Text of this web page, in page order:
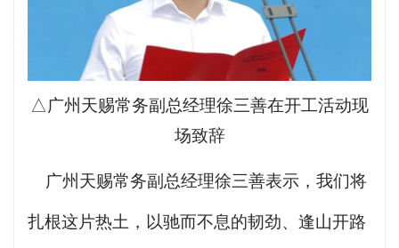
△广州天赐常务副总经理徐三善在开工活动现
场致辞
广州天赐常务副总经理徐三善表示，我们将
扎根这片热土，以驰而不息的韧劲、逢山开路